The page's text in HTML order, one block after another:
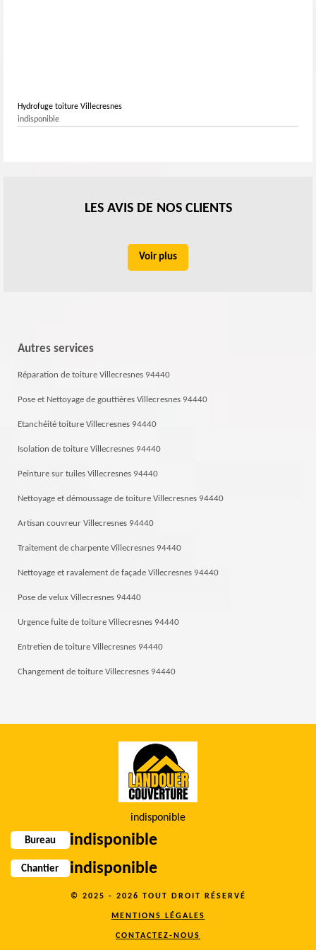
Hydrofuge toiture Villecresnes
indisponible
LES AVIS DE NOS CLIENTS
Voir plus
Autres services
Réparation de toiture Villecresnes 94440
Pose et Nettoyage de gouttières Villecresnes 94440
Etanchéité toiture Villecresnes 94440
Isolation de toiture Villecresnes 94440
Peinture sur tuiles Villecresnes 94440
Nettoyage et démoussage de toiture Villecresnes 94440
Artisan couvreur Villecresnes 94440
Traitement de charpente Villecresnes 94440
Nettoyage et ravalement de façade Villecresnes 94440
Pose de velux Villecresnes 94440
Urgence fuite de toiture Villecresnes 94440
Entretien de toiture Villecresnes 94440
Changement de toiture Villecresnes 94440
indisponible
Bureau indisponible
Chantier indisponible
© 2025 - 2026 TOUT DROIT RÉSERVÉ
MENTIONS LÉGALES
CONTACTEZ-NOUS